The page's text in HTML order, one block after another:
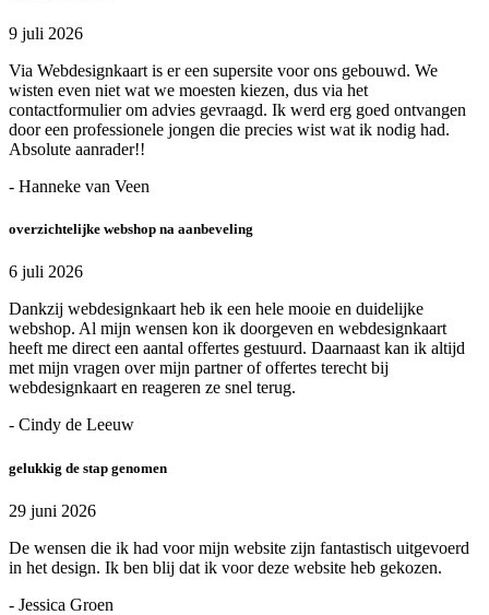
9 juli 2026
Via Webdesignkaart is er een supersite voor ons gebouwd. We
wisten even niet wat we moesten kiezen, dus via het
contactformulier om advies gevraagd. Ik werd erg goed ontvangen
door een professionele jongen die precies wist wat ik nodig had.
Absolute aanrader!!
- Hanneke van Veen
overzichtelijke webshop na aanbeveling
6 juli 2026
Dankzij webdesignkaart heb ik een hele mooie en duidelijke
webshop. Al mijn wensen kon ik doorgeven en webdesignkaart
heeft me direct een aantal offertes gestuurd. Daarnaast kan ik altijd
met mijn vragen over mijn partner of offertes terecht bij
webdesignkaart en reageren ze snel terug.
- Cindy de Leeuw
gelukkig de stap genomen
29 juni 2026
De wensen die ik had voor mijn website zijn fantastisch uitgevoerd
in het design. Ik ben blij dat ik voor deze website heb gekozen.
- Jessica Groen